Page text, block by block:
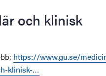
och klinisk
https://www.gu.se/
klinisk-…